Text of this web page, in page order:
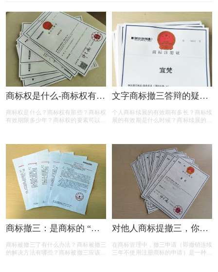
商标权是什么-商标权有哪
商标权是什么？商标权有那些？商标权
有效期限多少年？商标权的要素可以有
望对各位商标注册老板有帮助
文字商标撤三答辩的疑问
个人商标续展的有效期有多长？商标续
展的有效期是什么时候？商标续展的费
么？商标续展的类型有哪些？商标续展
有什么种类？什么情况下需要进行商标
续展？商标续展的目的是什么？
商标撤三：是商标的 “夺
商标被撤三了有什么办法？商标被撤三
的解决方法有哪些？商标被撤三应该如
对他人商标提撤三，你真
在商标管理中，撤三申请（即撤销连续
三年不使用注册商标的申请）是一种重